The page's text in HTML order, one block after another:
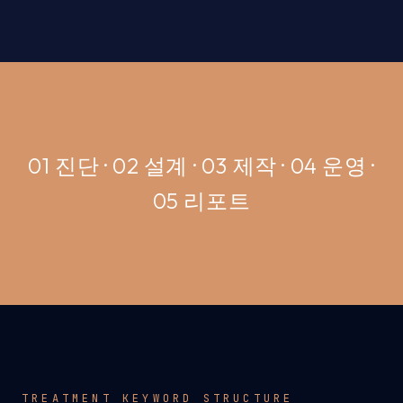
01 진단 · 02 설계 · 03 제작 · 04 운영 ·
05 리포트
TREATMENT KEYWORD STRUCTURE